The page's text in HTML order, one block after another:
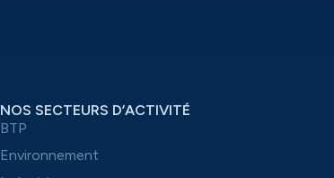
NOS SECTEURS D’ACTIVITÉ
BTP
Environnement